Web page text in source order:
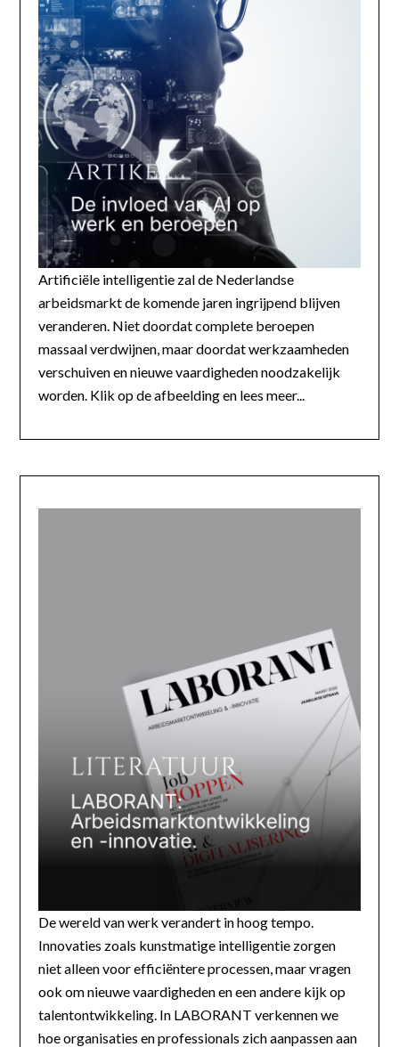
Artificiële intelligentie zal de Nederlandse
arbeidsmarkt de komende jaren ingrijpend blijven
veranderen. Niet doordat complete beroepen
massaal verdwijnen, maar doordat werkzaamheden
verschuiven en nieuwe vaardigheden noodzakelijk
worden. Klik op de afbeelding en lees meer...
De wereld van werk verandert in hoog tempo.
Innovaties zoals kunstmatige intelligentie zorgen
niet alleen voor efficiëntere processen, maar vragen
ook om nieuwe vaardigheden en een andere kijk op
talentontwikkeling. In LABORANT verkennen we
hoe organisaties en professionals zich aanpassen aan